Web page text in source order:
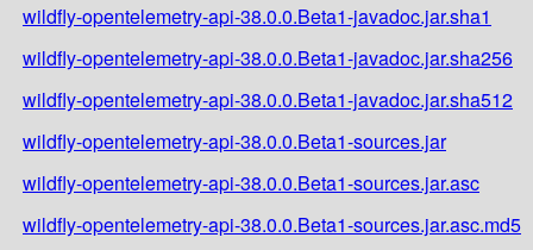
wildfly-opentelemetry-api-38.0.0.Beta1-javadoc.jar.sha1
wildfly-opentelemetry-api-38.0.0.Beta1-javadoc.jar.sha256
wildfly-opentelemetry-api-38.0.0.Beta1-javadoc.jar.sha512
wildfly-opentelemetry-api-38.0.0.Beta1-sources.jar
wildfly-opentelemetry-api-38.0.0.Beta1-sources.jar.asc
wildfly-opentelemetry-api-38.0.0.Beta1-sources.jar.asc.md5